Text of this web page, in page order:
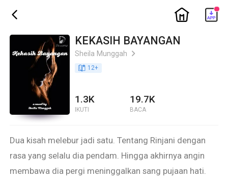
ic_back ic_home
KEKASIH BAYANGAN
Sheila Munggah ic_arrow_right
book_age 12+
1.3K
IKUTI
19.7K
BACA
Dua kisah melebur jadi satu. Tentang Rinjani dengan
rasa yang selalu dia pendam. Hingga akhirnya angin
membawa dia pergi meninggalkan sang pujaan hati.